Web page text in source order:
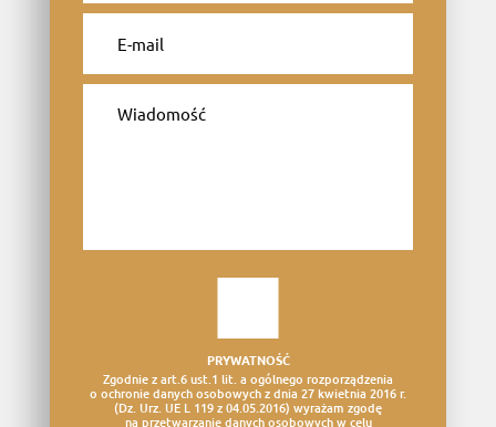
PRYWATNOŚĆ
Zgodnie z art.6 ust.1 lit. a ogólnego rozporządzenia
o ochronie danych osobowych z dnia 27 kwietnia 2016 r.
(Dz. Urz. UE L 119 z 04.05.2016) wyrażam zgodę
na przetwarzanie danych osobowych w celu